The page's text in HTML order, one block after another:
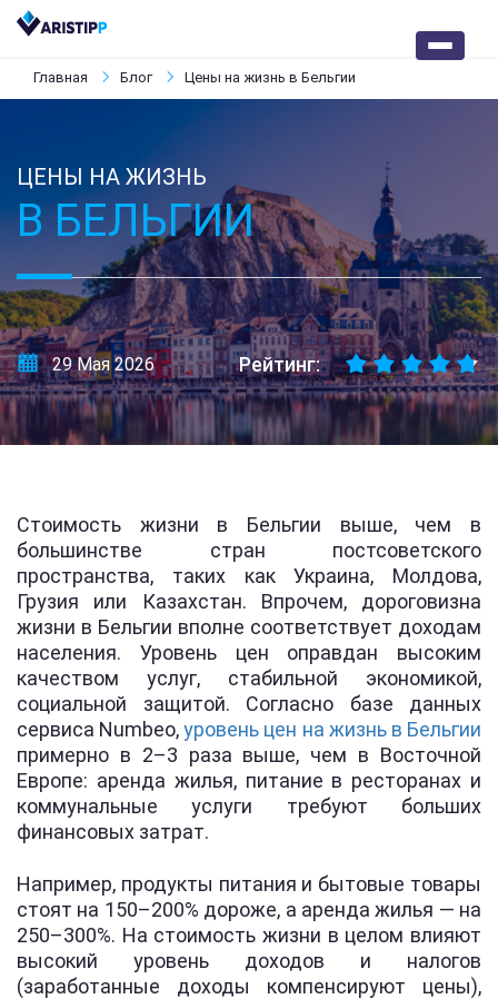
Главная Блог Цены на жизнь в Бельгии
ЦЕНЫ НА ЖИЗНЬ
В БЕЛЬГИИ
29 Мая 2026 Рейтинг:
Стоимость жизни в Бельгии выше, чем в
большинстве стран постсоветского
пространства, таких как Украина, Молдова,
Грузия или Казахстан. Впрочем, дороговизна
жизни в Бельгии вполне соответствует доходам
населения. Уровень цен оправдан высоким
качеством услуг, стабильной экономикой,
социальной защитой. Согласно базе данных
сервиса Numbeo,уровень цен на жизнь в Бельгии
примерно в 2–3 раза выше, чем в Восточной
Европе: аренда жилья, питание в ресторанах и
коммунальные услуги требуют больших
финансовых затрат.
Например, продукты питания и бытовые товары
стоят на 150–200% дороже, а аренда жилья — на
250–300%. На стоимость жизни в целом влияют
высокий уровень доходов и налогов
(заработанные доходы компенсируют цены),